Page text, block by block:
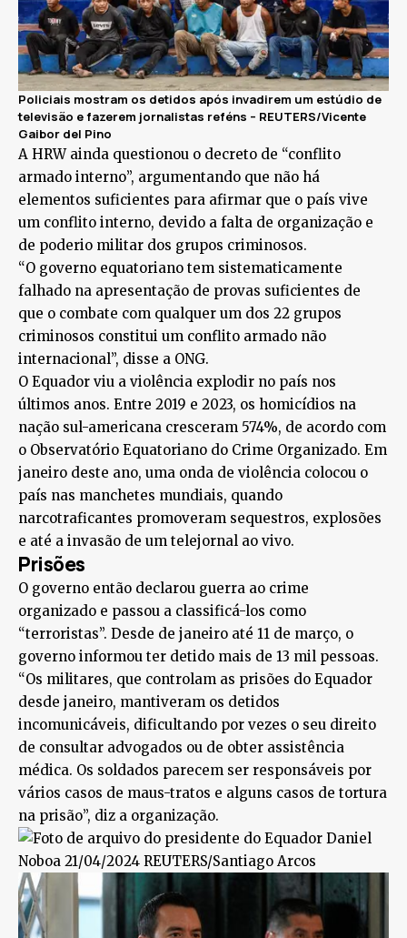
Policiais mostram os detidos após invadirem um estúdio de
televisão e fazerem jornalistas reféns – REUTERS/Vicente
Gaibor del Pino
A HRW ainda questionou o decreto de “conflito
armado interno”, argumentando que não há
elementos suficientes para afirmar que o país vive
um conflito interno, devido a falta de organização e
de poderio militar dos grupos criminosos.
“O governo equatoriano tem sistematicamente
falhado na apresentação de provas suficientes de
que o combate com qualquer um dos 22 grupos
criminosos constitui um conflito armado não
internacional”, disse a ONG.
O Equador viu a violência explodir no país nos
últimos anos. Entre 2019 e 2023, os homicídios na
nação sul-americana cresceram 574%, de acordo com
o Observatório Equatoriano do Crime Organizado. Em
janeiro deste ano, uma onda de violência colocou o
país nas manchetes mundiais, quando
narcotraficantes promoveram sequestros, explosões
e até a invasão de um telejornal ao vivo.
Prisões
O governo então declarou guerra ao crime
organizado e passou a classificá-los como
“terroristas”. Desde de janeiro até 11 de março, o
governo informou ter detido mais de 13 mil pessoas.
“Os militares, que controlam as prisões do Equador
desde janeiro, mantiveram os detidos
incomunicáveis, dificultando por vezes o seu direito
de consultar advogados ou de obter assistência
médica. Os soldados parecem ser responsáveis por
vários casos de maus-tratos e alguns casos de tortura
na prisão”, diz a organização.